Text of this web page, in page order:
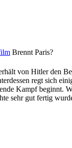
Brennt Paris?
von Hitler den
regt sich
Kampf beginnt.
sehr gut fertig